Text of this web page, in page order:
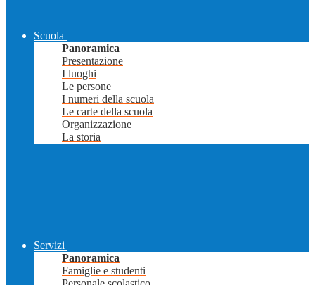
Scuola
Panoramica
Presentazione
I luoghi
Le persone
I numeri della scuola
Le carte della scuola
Organizzazione
La storia
Servizi
Panoramica
Famiglie e studenti